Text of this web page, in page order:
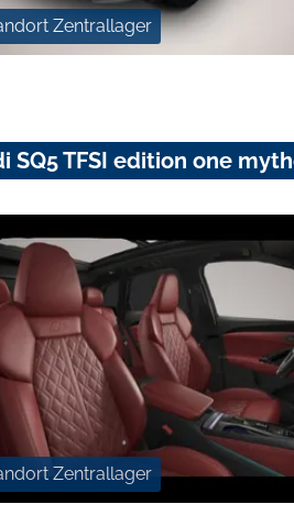
Zentrallager
SQ5 TFSI edition one
Zentrallager